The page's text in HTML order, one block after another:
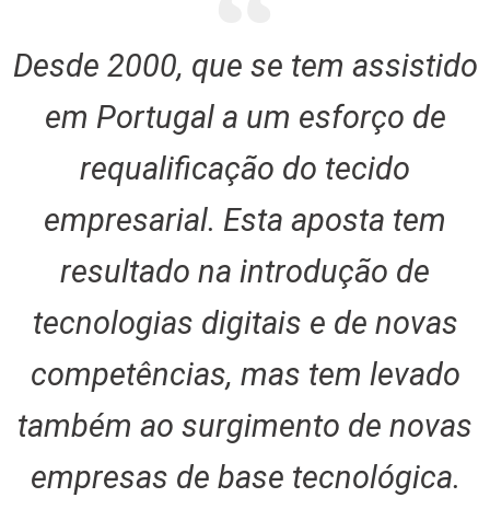
Desde 2000, que se tem assistido
em Portugal a um esforço de
requalificação do tecido
empresarial. Esta aposta tem
resultado na introdução de
tecnologias digitais e de novas
competências, mas tem levado
também ao surgimento de novas
empresas de base tecnológica.